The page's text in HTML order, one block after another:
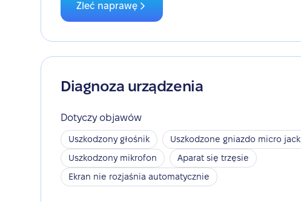
Zleć naprawę
Diagnoza urządzenia
Dotyczy objawów
Uszkodzony głośnik
Uszkodzone gniazdo micro jack
Uszkodzony mikrofon
Aparat się trzęsie
Ekran nie rozjaśnia automatycznie